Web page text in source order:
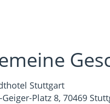
Stuttgart
Platz 8, 70469